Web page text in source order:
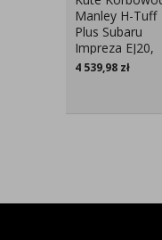
Manley H-Tuff
Plus Subaru
Impreza EJ20,
EJ25
4 539,98 zł